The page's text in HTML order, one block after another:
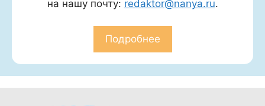
на нашу почту: redaktor@nanya.ru.
Подробнее